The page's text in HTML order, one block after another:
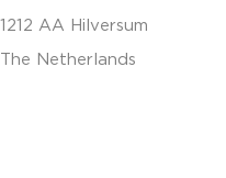
1212 AA Hilversum
The Netherlands